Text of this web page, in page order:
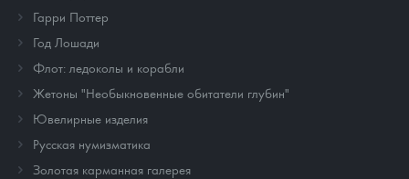
Гарри Поттер
Год Лошади
Флот: ледоколы и корабли
Жетоны "Необыкновенные обитатели глубин"
Ювелирные изделия
Русская нумизматика
Золотая карманная галерея